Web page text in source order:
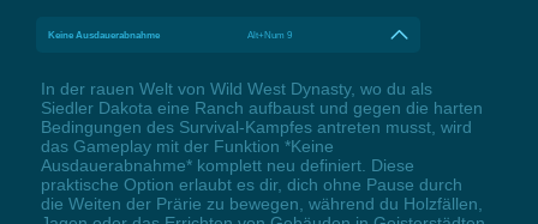
Keine Ausdauerabnahme Alt+Num 9
In der rauen Welt von Wild West Dynasty, wo du als
Siedler Dakota eine Ranch aufbaust und gegen die harten
Bedingungen des Survival-Kampfes antreten musst, wird
das Gameplay mit der Funktion *Keine
Ausdauerabnahme* komplett neu definiert. Diese
praktische Option erlaubt es dir, dich ohne Pause durch
die Weiten der Prärie zu bewegen, während du Holzfällen,